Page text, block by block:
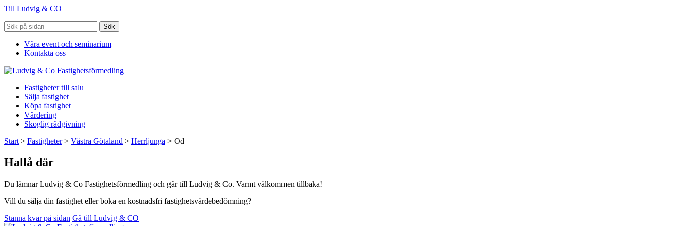
Till Ludvig & CO
Sök
Våra event och seminarium
Kontakta oss
Fastigheter till salu
Sälja fastighet
Köpa fastighet
Värdering
Skoglig rådgivning
Start > Fastigheter> Västra Götaland > Herrljunga > Od
Hallå där
Du lämnar Ludvig & Co Fastighetsförmedling och går till Ludvig & Co. Varmt välkommen tillbaka!
Vill du sälja din fastighet eller boka en kostnadsfri fastighetsvärdebedömning?
Stanna kvar på sidan Gå till Ludvig & CO